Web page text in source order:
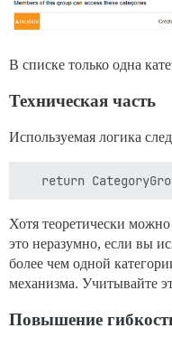
В списке только одна
Техническая часть
Используемая логика
Хотя теоретически
это неразумно, если вы
более чем одной
механизма. Учитывайте
Повышение